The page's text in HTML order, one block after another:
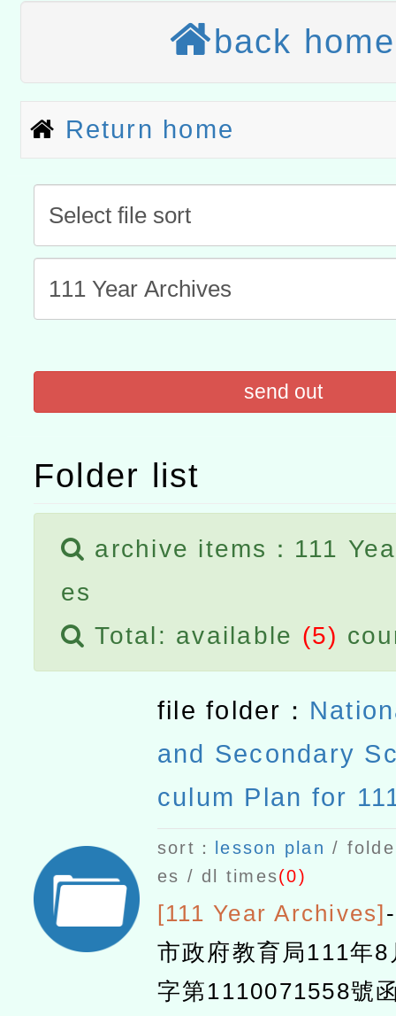
本校115學年度第2次代理
結果公告(無人報名，續辦
適應運動共學行動站研習
本館辦理115年度閱讀磐
讀推動專業研習
程
A3數位素養講師名單
t」
有關大陸委員會函釋公務
赴陸應申請許可一案
轉知經濟部水利署委託財
研究院辦理「115年表揚
位及節水達人選拔活動」
115年8月22日(星期六)辦
市孔廟祈福系列活動—儒
航」
2026年桃園地景藝術節教
back home
Return home
send out
Folder list
archive items：111
es
Total: available (5)
file folder：
and Secondary
culum Plan for
c Year
sort： lesson plan /
es / dl times(0)
[111 Year Archives]-
市政府教育局111年
字第1110071558號